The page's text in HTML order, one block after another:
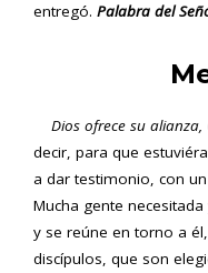
entregó. Palabra del
Dios ofrece su alianza,
decir, para que
a dar testimonio, con
Mucha gente
y se reúne en torno a
discípulos, que son